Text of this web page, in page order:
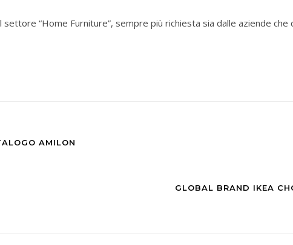
“Home Furniture”, sempre più richiesta sia dalle aziende che
AMILON
GLOBAL BRAND IKEA